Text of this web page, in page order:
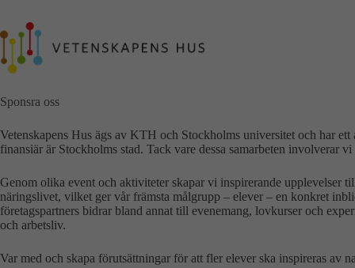
innehåll
Sponsra oss
Vetenskapens Hus ägs av KTH och Stockholms universitet och har ett
finansiär är Stockholms stad. Tack vare dessa samarbeten involverar
Genom olika event och aktiviteter skapar vi inspirerande upplevelser
näringslivet, vilket ger vår främsta målgrupp – elever – en konkret
företagspartners bidrar bland annat till evenemang, lovkurser och
och arbetsliv.
Var med och skapa förutsättningar för att fler elever ska inspireras av